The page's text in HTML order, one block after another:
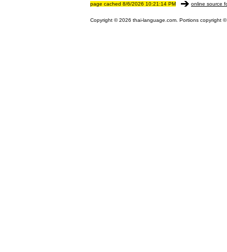
page cached 8/6/2026 10:21:14 PM online source
Copyright © 2026 thai-language.com. Portions copyright